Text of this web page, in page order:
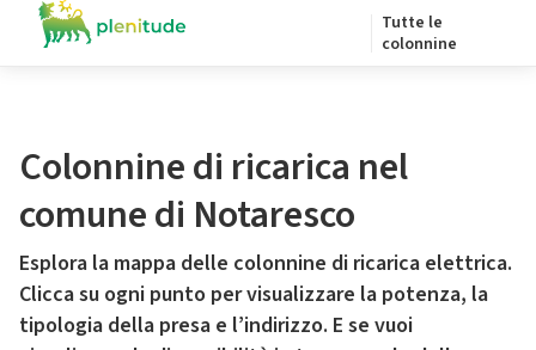
Tutte le
colonnine
Colonnine di ricarica nel
comune di Notaresco
Esplora la mappa delle colonnine di ricarica elettrica.
Clicca su ogni punto per visualizzare la potenza, la
tipologia della presa e l’indirizzo. E se vuoi